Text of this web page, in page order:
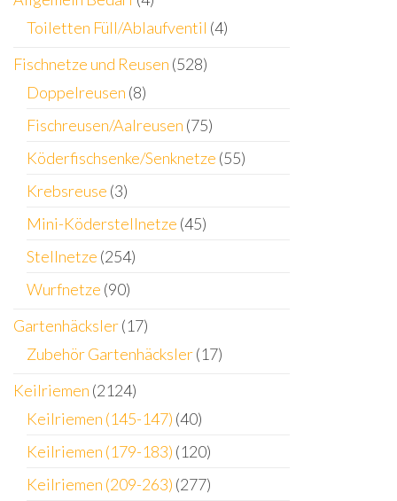
Toiletten Füll/Ablaufventil (4)
Fischnetze und Reusen (528)
Doppelreusen (8)
Fischreusen/Aalreusen (75)
Köderfischsenke/Senknetze (55)
Krebsreuse (3)
Mini-Köderstellnetze (45)
Stellnetze (254)
Wurfnetze (90)
Gartenhäcksler(17)
Zubehör Gartenhäcksler(17)
Keilriemen (2124)
Keilriemen (145-147) (40)
Keilriemen (179-183) (120)
Keilriemen (209-263) (277)